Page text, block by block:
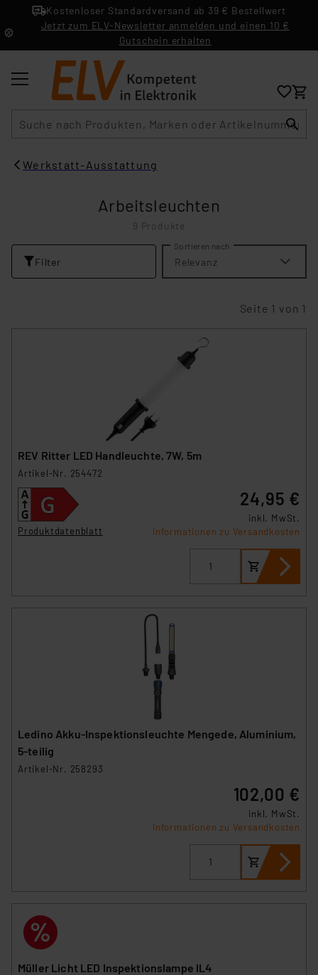
Kostenloser Standardversand ab 39 € Bestellwert
Jetzt zum ELV-Newsletter anmelden und einen 10 €
Gutschein erhalten
Werkstatt-Ausstattung
Arbeitsleuchten
9 Produkte
Filter
Sortieren nach
Relevanz
Seite 1 von 1
REV Ritter LED Handleuchte, 7W, 5m
Artikel-Nr. 254472
Produktdatenblatt
24,95 €
inkl. MwSt.
Informationen zu Versandkosten
Ledino Akku-Inspektionsleuchte Mengede, Aluminium,
5-teilig
Artikel-Nr. 258293
102,00 €
inkl. MwSt.
Informationen zu Versandkosten
Müller Licht LED Inspektionslampe IL4